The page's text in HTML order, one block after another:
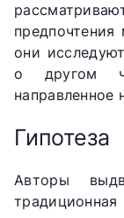
они
о другом
направленное
Гипотеза
Авторы